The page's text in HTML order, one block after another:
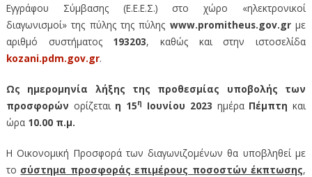
Εγγράφου Σύμβασης (Ε.Ε.Ε.Σ.) στο χώρο «ηλεκτρονικοί
διαγωνισμοί» της πύλης της πύλης www.promitheus.gov.grμε
αριθμό συστήματος 193203, καθώς και στην ιστοσελίδα
kozani.pdm.gov.gr.
Ως ημερομηνία λήξης της προθεσμίας υποβολής των
προσφορών ορίζεται η 15η Ιουνίου 2023 ημέρα Πέμπτηκαι
ώρα 10.00 π.μ.
Η Οικονομική Προσφορά των διαγωνιζομένων θα υποβληθεί με
το σύστημα προσφοράς επιμέρους ποσοστών έκπτωσης,